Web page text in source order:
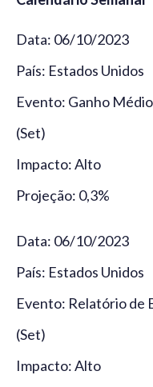
Data: 06/10/2023
País: Estados Unidos
Evento: Ganho
(Set)
Impacto: Alto
Projeção: 0,3%
Data: 06/10/2023
País: Estados Unidos
Evento: Relatório de
(Set)
Impacto: Alto